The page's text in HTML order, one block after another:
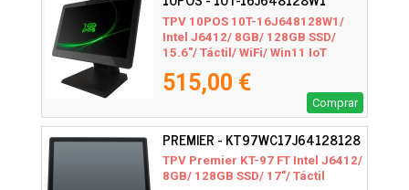
TPV 10POS 10T-16J648128W1/
Intel J6412/ 8GB/ 128GB SSD/
15.6"/ Táctil/ WiFi/ Win11 IoT
515,00 €
Comprar
PREMIER - KT97WC17J64128128
TPV Premier KT-97 FT Intel J6412/
8GB/ 128GB SSD/ 17"/ Táctil